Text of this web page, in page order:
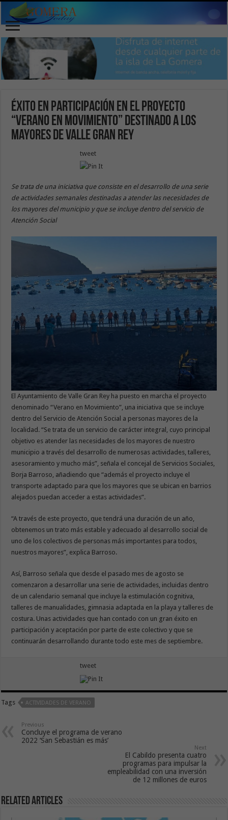
Éxito en participación en el proyecto
“Verano en movimiento” destinado a los
mayores de Valle Gran Rey
tweet
Se trata de una iniciativa que consiste en el desarrollo de una serie
de actividades semanales destinadas a atender las necesidades de
los mayores del municipio y que se incluye dentro del servicio de
Atención Social
El Ayuntamiento de Valle Gran Rey ha puesto en marcha el proyecto
denominado “Verano en Movimiento”, una iniciativa que se incluye
dentro del Servicio de Atención Social a personas mayores de la
localidad. “Se trata de un servicio de carácter integral, cuyo principal
objetivo es atender las necesidades de los mayores de nuestro
municipio a través del desarrollo de numerosas actividades, talleres,
asesoramiento y mucho más”, señala el concejal de Servicios Sociales,
Borja Barroso, añadiendo que “además el proyecto incluye el
transporte adaptado para que los mayores que se ubican en barrios
alejados puedan acceder a estas actividades”.
“A través de este proyecto, que tendrá una duración de un año,
obtenemos un trato más estable y adecuado al desarrollo social de
uno de los colectivos de personas más importantes para todos,
nuestros mayores”, explica Barroso.
Así, Barroso señala que desde el pasado mes de agosto se
comenzaron a desarrollar una serie de actividades, incluidas dentro
de un calendario semanal que incluye la estimulación cognitiva,
talleres de manualidades, gimnasia adaptada en la playa y talleres de
costura. Unas actividades que han contado con un gran éxito en
participación y aceptación por parte de este colectivo y que se
continuarán desarrollando durante todo este mes de septiembre.
tweet
Tags ACTIVIDADES DE VERANO
Previous
Concluye el programa de verano
2022 ‘San Sebastián es más’
Next
El Cabildo presenta cuatro
programas para impulsar la
empleabilidad con una inversión
de 12 millones de euros
Related Articles